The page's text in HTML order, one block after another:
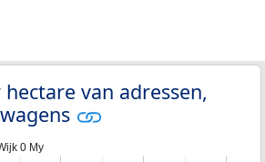
van adressen,
0 My